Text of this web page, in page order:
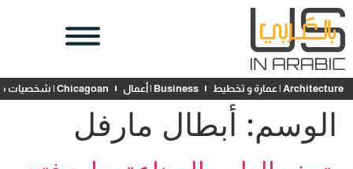
Architecture | عمارة و تخطيط Business | أعمال Chicagoan | شخصيات محلية
الوسم: أبطال مارفل